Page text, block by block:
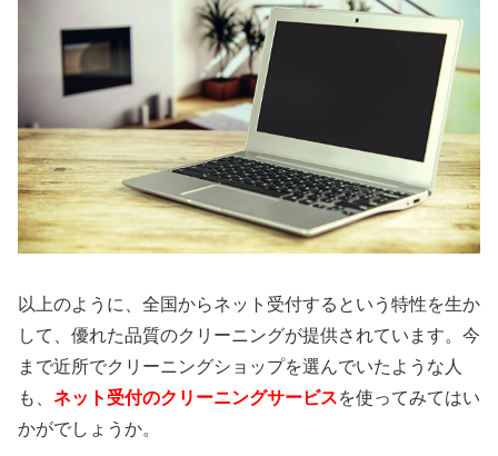
以上のように、全国からネット受付するという特性を生か
して、優れた品質のクリーニングが提供されています。今
まで近所でクリーニングショップを選んでいたような人
も、 ネット受付のクリーニングサービスを使ってみてはい
かがでしょうか。